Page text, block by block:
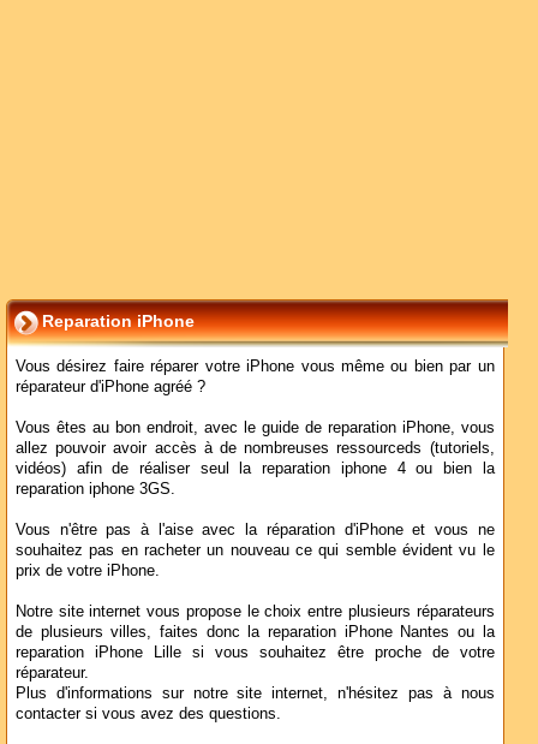
Reparation iPhone
Vous désirez faire réparer votre iPhone vous même ou bien par un
réparateur d'iPhone agréé ?
Vous êtes au bon endroit, avec le guide de reparation iPhone, vous
allez pouvoir avoir accès à de nombreuses ressourceds (tutoriels,
vidéos) afin de réaliser seul la reparation iphone 4 ou bien la
reparation iphone 3GS.
Vous n'être pas à l'aise avec la réparation d'iPhone et vous ne
souhaitez pas en racheter un nouveau ce qui semble évident vu le
prix de votre iPhone.
Notre site internet vous propose le choix entre plusieurs réparateurs
de plusieurs villes, faites donc la reparation iPhone Nantes ou la
reparation iPhone Lille si vous souhaitez être proche de votre
réparateur.
Plus d'informations sur notre site internet, n'hésitez pas à nous
contacter si vous avez des questions.